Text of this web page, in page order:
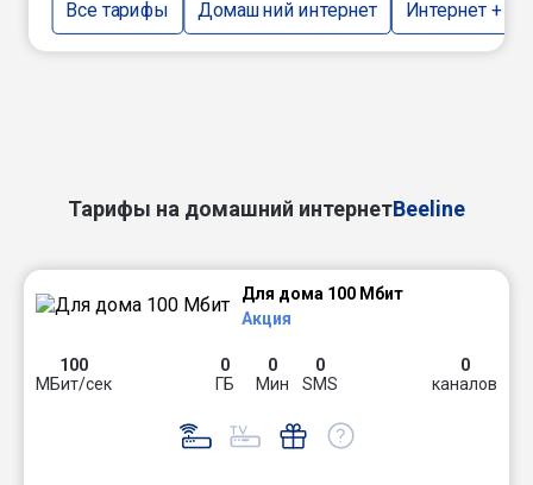
Все тарифы Домашний интернет Интернет + тв
Тарифы на домашний интернетBeeline
Для дома 100 Мбит
Акция
100
МБит/сек
0
ГБ
0
Мин
0
SMS
0
каналов